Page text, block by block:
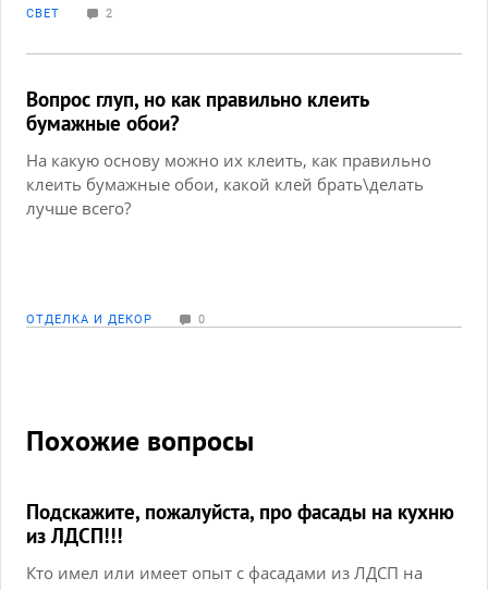
СВЕТ 2
Вопрос глуп, но как правильно клеить
бумажные обои?
На какую основу можно их клеить, как правильно
клеить бумажные обои, какой клей брать\делать
лучше всего?
ОТДЕЛКА И ДЕКОР 0
Похожие вопросы
Подскажите, пожалуйста, про фасады на кухню
из ЛДСП!!!
Кто имел или имеет опыт с фасадами из ЛДСП на